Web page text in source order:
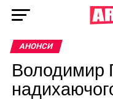
АНОНСИ
Володимир